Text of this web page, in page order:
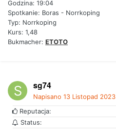
Godzina: 19:04
Spotkanie: Boras - Norrkoping
Typ: Norrkoping
Kurs: 1,48
Bukmacher: ETOTO
sg74
Napisano 13 Listopad 2023
Reputacja:
Status: